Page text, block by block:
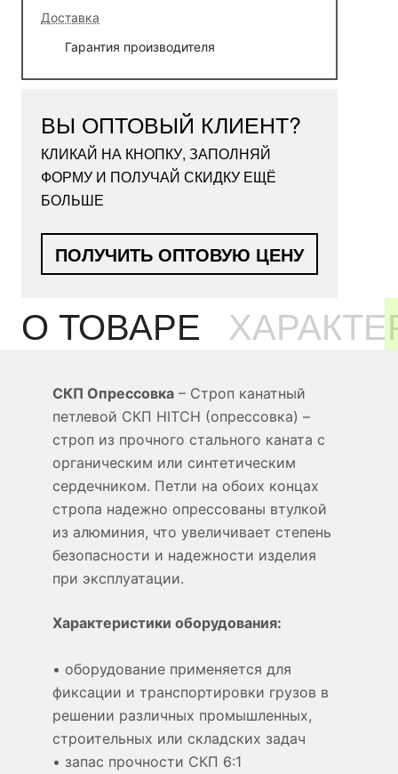
Доставка
Гарантия производителя
ВЫ ОПТОВЫЙ КЛИЕНТ?
КЛИКАЙ НА КНОПКУ, ЗАПОЛНЯЙ
ФОРМУ И ПОЛУЧАЙ СКИДКУ ЕЩЁ
БОЛЬШЕ
ПОЛУЧИТЬ ОПТОВУЮ ЦЕНУ
О ТОВАРЕ
СКП Опрессовка – Строп канатный
петлевой СКП HITCH (опрессовка) –
строп из прочного стального каната с
органическим или синтетическим
сердечником. Петли на обоих концах
стропа надежно опрессованы втулкой
из алюминия, что увеличивает степень
безопасности и надежности изделия
при эксплуатации.
Характеристики оборудования:
• оборудование применяется для
фиксации и транспортировки грузов в
решении различных промышленных,
строительных или складских задач
• запас прочности СКП 6:1